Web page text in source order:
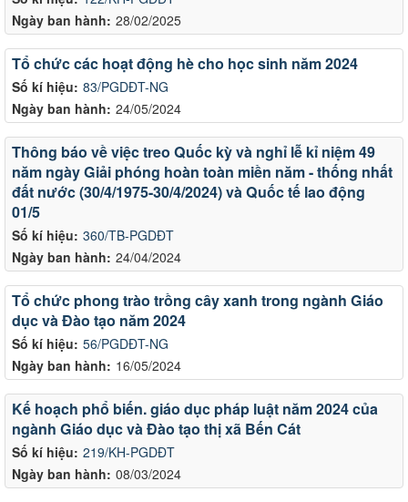
Ngày ban hành: 28/02/2025
Số kí hiệu: 83/PGDĐT-NG
Ngày ban hành: 24/05/2024
Tổ chức các hoạt động hè cho học sinh năm 2024
Số kí hiệu: 360/TB-PGDĐT
Ngày ban hành: 24/04/2024
Thông báo về việc treo Quốc kỳ và nghỉ lễ kỉ niệm 49
năm ngày Giải phóng hoàn toàn miền năm - thống nhất
đất nước (30/4/1975-30/4/2024) và Quốc tế lao động
01/5
Số kí hiệu: 56/PGDĐT-NG
Ngày ban hành: 16/05/2024
Tổ chức phong trào trồng cây xanh trong ngành Giáo
dục và Đào tạo năm 2024
Số kí hiệu: 219/KH-PGDĐT
Ngày ban hành: 08/03/2024
Kế hoạch phổ biến. giáo dục pháp luật năm 2024 của
ngành Giáo dục và Đào tạo thị xã Bến Cát